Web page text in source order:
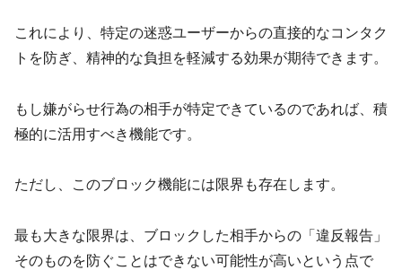
これにより、特定の迷惑ユーザーからの直接的なコンタク
トを防ぎ、精神的な負担を軽減する効果が期待できます。
もし嫌がらせ行為の相手が特定できているのであれば、積
極的に活用すべき機能です。
ただし、このブロック機能には限界も存在します。
最も大きな限界は、ブロックした相手からの「違反報告」
そのものを防ぐことはできない可能性が高いという点で